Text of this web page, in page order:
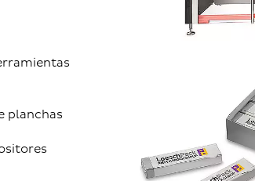
planchas